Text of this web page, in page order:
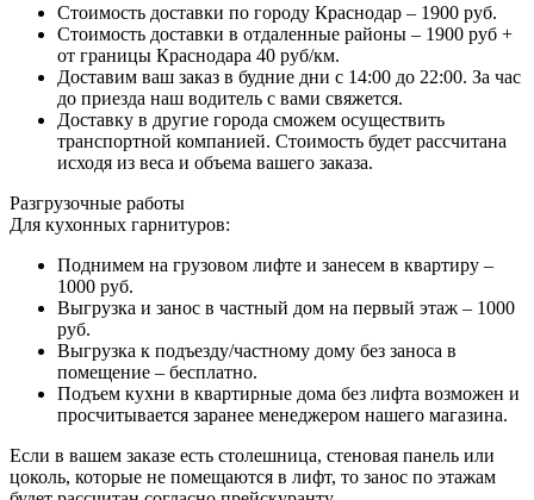
Стоимость доставки по городу Краснодар – 1900 руб.
Стоимость доставки в отдаленные районы – 1900 руб +
от границы Краснодара 40 руб/км.
Доставим ваш заказ в будние дни с 14:00 до 22:00. За час
до приезда наш водитель с вами свяжется.
Доставку в другие города сможем осуществить
транспортной компанией. Стоимость будет рассчитана
исходя из веса и объема вашего заказа.
Разгрузочные работы
Для кухонных гарнитуров:
Поднимем на грузовом лифте и занесем в квартиру –
1000 руб.
Выгрузка и занос в частный дом на первый этаж – 1000
руб.
Выгрузка к подъезду/частному дому без заноса в
помещение – бесплатно.
Подъем кухни в квартирные дома без лифта возможен и
просчитывается заранее менеджером нашего магазина.
Если в вашем заказе есть столешница, стеновая панель или
цоколь, которые не помещаются в лифт, то занос по этажам